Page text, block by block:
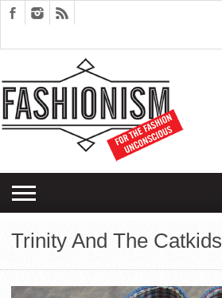
EDITORIALS
COUPLES
THERAPY
SARTORIAGRAM
Trinity And The Catkids